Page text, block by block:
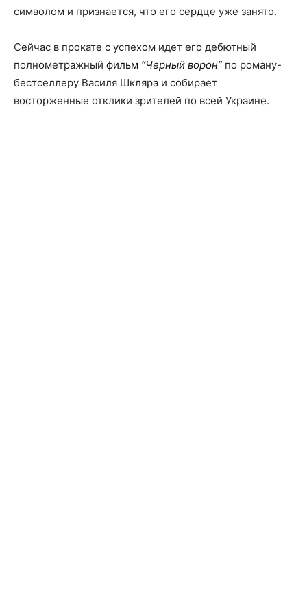
символом и признается, что его сердце уже занято.
Сейчас в прокате с успехом идет его дебютный
полнометражный фильм “Черный ворон” по роману-
бестселлеру Василя Шкляра и собирает
восторженные отклики зрителей по всей Украине.